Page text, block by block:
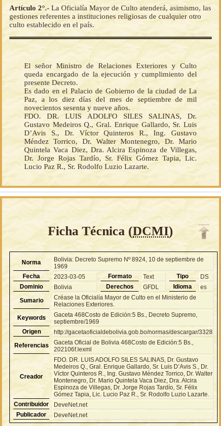
Artículo 2°.- La Oficialía Mayor de Culto atenderá, asimismo, las
gestiones referentes a instituciones religiosas de cualquier otro
culto establecido en el país.
El señor Ministro de Relaciones Exteriores y Culto
queda encargado de la ejecución y cumplimiento del
presente Decreto.
Es dado en el Palacio de Gobierno de la ciudad de La
Paz, a los diez días del mes de septiembre de mil
novecientos sesenta y nueve años.
FDO. DR. LUIS ADOLFO SILES SALINAS, Dr.
Gustavo Medeiros Q., Gral. Enrique Gallardo, Sr. Luis
D’Avis S., Dr. Víctor Quinteros R., Ing. Gustavo
Méndez Torrico, Dr. Walter Montenegro, Dr. Mario
Quintela Vaca Diez, Dra. Alcira Espinoza de Villegas,
Dr. Jorge Rojas Tardío, Sr. Félix Gómez Tapia, Lic.
Lucio Paz R., Sr. Rodolfo Luzio Lazarte.
Ficha Técnica (DCMI)
Norma
Bolivia: Decreto Supremo Nº 8924, 10 de septiembre de
1969
Fecha
2023-03-05 Formato Text Tipo
DS
Dominio
Bolivia Derechos GFDL Idioma
es
Sumario
Créase la Oficialía Mayor de Culto en el Ministerio de
Relaciones Exteriores.
Keywords
Gaceta 468Costo de Edición:5 Bs., Decreto Supremo,
septiembre/1969
Origen
http://gacetaoficialdebolivia.gob.bo/normas/descargar/3328
Referencias
Gaceta Oficial de Bolivia 468Costo de Edición:5 Bs.,
202106f.lexml
Creador
FDO. DR. LUIS ADOLFO SILES SALINAS, Dr. Gustavo
Medeiros Q., Gral. Enrique Gallardo, Sr. Luis D’Avis S., Dr.
Víctor Quinteros R., Ing. Gustavo Méndez Torrico, Dr. Walter
Montenegro, Dr. Mario Quintela Vaca Diez, Dra. Alcira
Espinoza de Villegas, Dr. Jorge Rojas Tardío, Sr. Félix
Gómez Tapia, Lic. Lucio Paz R., Sr. Rodolfo Luzio Lazarte.
Contribuidor
DeveNet.net
Publicador
DeveNet.net